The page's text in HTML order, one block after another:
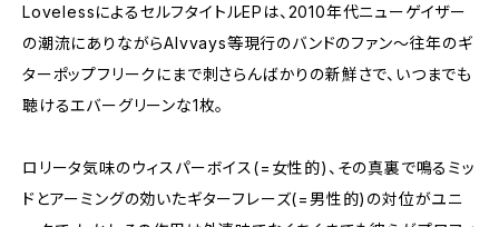
LovelessによるセルフタイトルEPは、2010年代ニューゲイザー
の潮流にありながらAlvvays等現行のバンドのファン～往年のギ
ターポップフリークにまで刺さらんばかりの新鮮さで、いつまでも
聴けるエバーグリーンな1枚。
ロリータ気味のウィスパーボイス(=女性的)、その真裏で鳴るミッ
ドとアーミングの効いたギターフレーズ(=男性的)の対位がユニ